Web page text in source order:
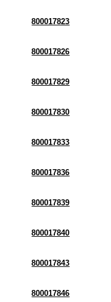
800017823
800017826
800017829
800017830
800017833
800017836
800017839
800017840
800017843
800017846